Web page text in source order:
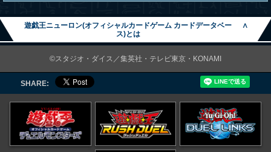
遊戯王ニューロン(オフィシャルカードゲーム カードデータベー
ス)とは
∧
©スタジオ・ダイス／集英社・テレビ東京・KONAMI
SHARE: